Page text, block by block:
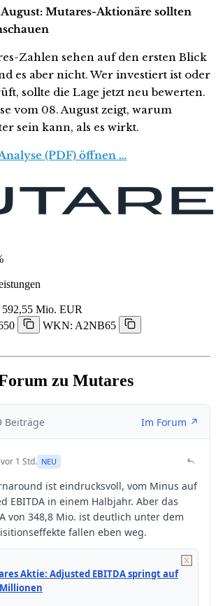
Mutares-Aktionäre sollten
Zahlen sehen auf den ersten Blick
es aber nicht. Wer investiert ist oder
sollte die Lage jetzt neu bewerten.
vom 08. August zeigt, warum
sein kann, als es wirkt.
(PDF) öffnen …
592,55 Mio. EUR
WKN: A2NB65
zu Mutares